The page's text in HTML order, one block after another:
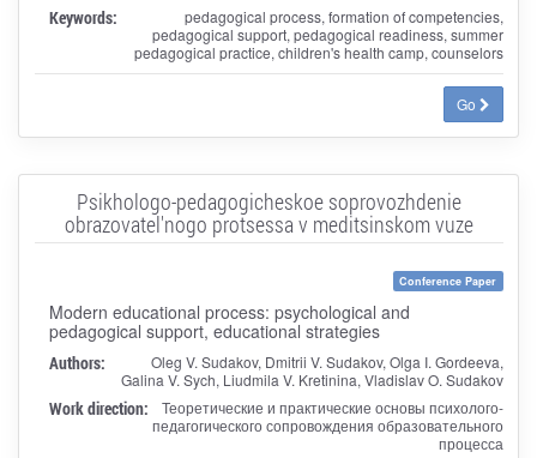
Keywords:
pedagogical process, formation of competencies,
pedagogical support, pedagogical readiness, summer
pedagogical practice, children's health camp, counselors
Go
Psikhologo-pedagogicheskoe soprovozhdenie
obrazovatel'nogo protsessa v meditsinskom vuze
Conference Paper
Modern educational process: psychological and
pedagogical support, educational strategies
Authors:
Oleg V. Sudakov, Dmitrii V. Sudakov, Olga I. Gordeeva,
Galina V. Sych, Liudmila V. Kretinina, Vladislav O. Sudakov
Work direction:
Теоретические и практические основы психолого-
педагогического сопровождения образовательного
процесса